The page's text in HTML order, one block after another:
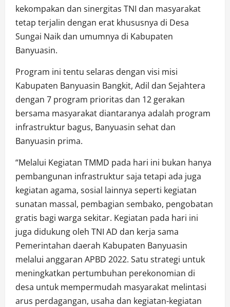
kekompakan dan sinergitas TNI dan masyarakat
tetap terjalin dengan erat khususnya di Desa
Sungai Naik dan umumnya di Kabupaten
Banyuasin.
Program ini tentu selaras dengan visi misi
Kabupaten Banyuasin Bangkit, Adil dan Sejahtera
dengan 7 program prioritas dan 12 gerakan
bersama masyarakat diantaranya adalah program
infrastruktur bagus, Banyuasin sehat dan
Banyuasin prima.
“Melalui Kegiatan TMMD pada hari ini bukan hanya
pembangunan infrastruktur saja tetapi ada juga
kegiatan agama, sosial lainnya seperti kegiatan
sunatan massal, pembagian sembako, pengobatan
gratis bagi warga sekitar. Kegiatan pada hari ini
juga didukung oleh TNI AD dan kerja sama
Pemerintahan daerah Kabupaten Banyuasin
melalui anggaran APBD 2022. Satu strategi untuk
meningkatkan pertumbuhan perekonomian di
desa untuk mempermudah masyarakat melintasi
arus perdagangan, usaha dan kegiatan-kegiatan